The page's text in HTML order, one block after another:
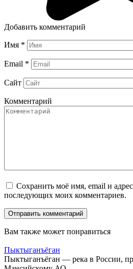
Добавить комментарий
Имя *
Email *
Сайт
Комментарий
Сохранить моё имя, email и
последующих моих комментариев.
Вам также может понравиться
Пыктыганъёган
Пыктыганъёган — река в России,